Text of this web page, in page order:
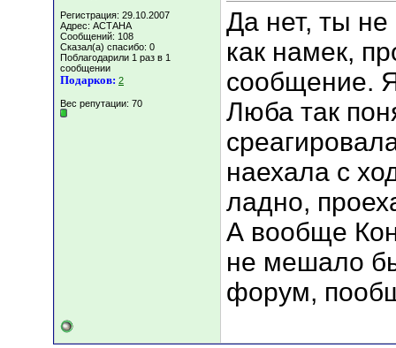
Регистрация: 29.10.2007
Адрес: АСТАНА
Сообщений: 108
Сказал(а) спасибо: 0
Поблагодарили 1 раз в 1
сообщении
Подарков: 2
Вес репутации: 70
Да нет, ты
как намек,
сообщение.
Люба так
наехала с
ладно,
А вообще
не мешало
форум,